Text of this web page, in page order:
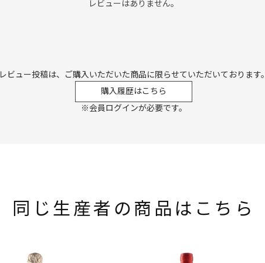
レビューはありません。
レビュー投稿は、ご購入いただいた商品に限らせていただいております
購入履歴はこちら
※会員ログインが必要です。
同じ生産者の商品はこちら